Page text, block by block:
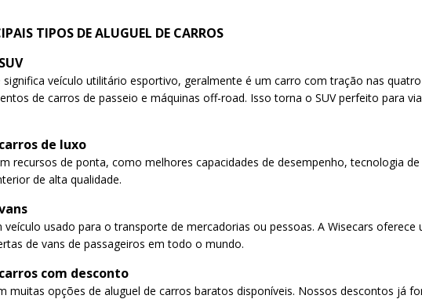
TIPOS DE ALUGUEL DE CARROS
significa veículo utilitário esportivo, geralmente é um carro com tração nas
de carros de passeio e máquinas off-road. Isso torna o SUV perfeito para
de luxo
recursos de ponta, como melhores capacidades de desempenho, tecnologia
de alta qualidade.
veículo usado para o transporte de mercadorias ou pessoas. A Wisecars oferece
de vans de passageiros em todo o mundo.
com desconto
muitas opções de aluguel de carros baratos disponíveis. Nossos descontos já